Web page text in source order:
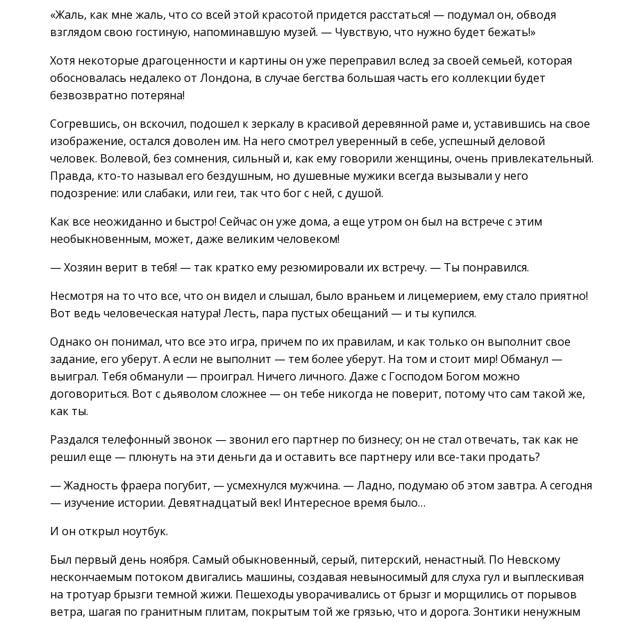
«Жаль, как мне жаль, что со всей этой красотой придется расстаться! — подумал он, обводя
взглядом свою гостиную, напоминавшую музей. — Чувствую, что нужно будет бежать!»
Хотя некоторые драгоценности и картины он уже переправил вслед за своей семьей, которая
обосновалась недалеко от Лондона, в случае бегства большая часть его коллекции будет
безвозвратно потеряна!
Согревшись, он вскочил, подошел к зеркалу в красивой деревянной раме и, уставившись на свое
изображение, остался доволен им. На него смотрел уверенный в себе, успешный деловой
человек. Волевой, без сомнения, сильный и, как ему говорили женщины, очень привлекательный.
Правда, кто-то называл его бездушным, но душевные мужики всегда вызывали у него
подозрение: или слабаки, или геи, так что бог с ней, с душой.
Как все неожиданно и быстро! Сейчас он уже дома, а еще утром он был на встрече с этим
необыкновенным, может, даже великим человеком!
— Хозяин верит в тебя! — так кратко ему резюмировали их встречу. — Ты понравился.
Несмотря на то что все, что он видел и слышал, было враньем и лицемерием, ему стало приятно!
Вот ведь человеческая натура! Лесть, пара пустых обещаний — и ты купился.
Однако он понимал, что все это игра, причем по их правилам, и как только он выполнит свое
задание, его уберут. А если не выполнит — тем более уберут. На том и стоит мир! Обманул —
выиграл. Тебя обманули — проиграл. Ничего личного. Даже с Господом Богом можно
договориться. Вот с дьяволом сложнее — он тебе никогда не поверит, потому что сам такой же,
как ты.
Раздался телефонный звонок — звонил его партнер по бизнесу; он не стал отвечать, так как не
решил еще — плюнуть на эти деньги да и оставить все партнеру или все-таки продать?
— Жадность фраера погубит, — усмехнулся мужчина. — Ладно, подумаю об этом завтра. А сегодня
— изучение истории. Девятнадцатый век! Интересное время было…
И он открыл ноутбук.
Был первый день ноября. Самый обыкновенный, серый, питерский, ненастный. По Невскому
нескончаемым потоком двигались машины, создавая невыносимый для слуха гул и выплескивая
на тротуар брызги темной жижи. Пешеходы уворачивались от брызг и морщились от порывов
ветра, шагая по гранитным плитам, покрытым той же грязью, что и дорога. Зонтики ненужным